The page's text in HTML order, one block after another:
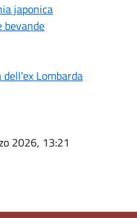
japonica
bevande
Lombarda
2026, 13:21